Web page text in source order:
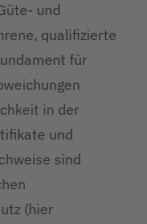
und
qualifizierte
für
in der
und
sind
(hier